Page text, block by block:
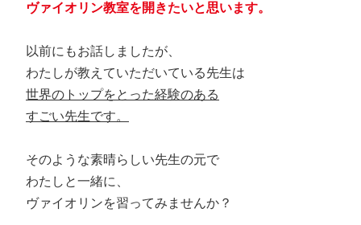
ヴァイオリン教室を開きたいと思います。
以前にもお話しましたが、
わたしが教えていただいている先生は
世界のトップをとった経験のある
すごい先生です。
そのような素晴らしい先生の元で
わたしと一緒に、
ヴァイオリンを習ってみませんか？